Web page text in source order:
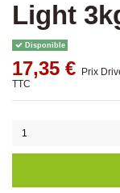
Light
Disponible
17,35 € Prix
TTC